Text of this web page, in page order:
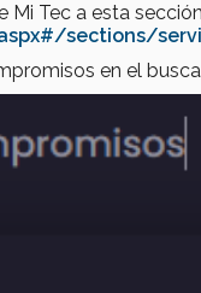
Tec a esta
sections/
en el